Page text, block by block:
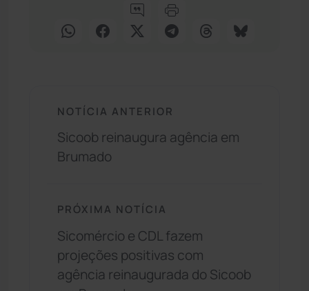
NOTÍCIA ANTERIOR
Sicoob reinaugura agência em
Brumado
PRÓXIMA NOTÍCIA
Sicomércio e CDL fazem
projeções positivas com
agência reinaugurada do Sicoob